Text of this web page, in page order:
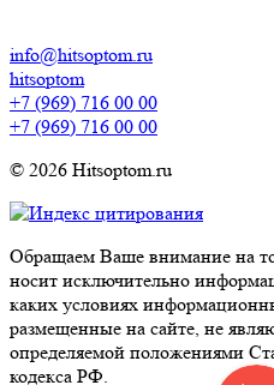
info@hitsoptom.ru
hitsoptom
+7 (969) 716 00 00
+7 (969) 716 00 00
© 2026 Hitsoptom.ru
Обращаем Ваше внимание на
носит исключительно
каких условиях
размещенные на сайте, не
определяемой положениями
кодекса РФ.